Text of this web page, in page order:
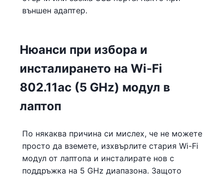
външен адаптер.
Нюанси при избора и
инсталирането на Wi-Fi
802.11ac (5 GHz) модул в
лаптоп
По някаква причина си мислех, че не можете
просто да вземете, изхвърлите стария Wi-Fi
модул от лаптопа и инсталирате нов с
поддръжка на 5 GHz диапазона. Защото